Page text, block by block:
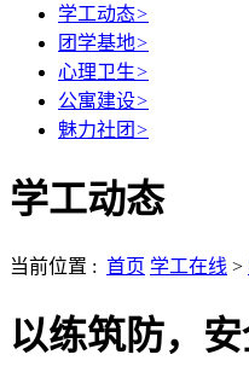
学工动态>
团学基地>
心理卫生>
公寓建设>
魅力社团 >
学工动态
当前位置 : 首页 学工在线 >
以练筑防，安